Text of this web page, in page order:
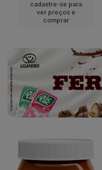
cadastre-se para
ver preços e
comprar